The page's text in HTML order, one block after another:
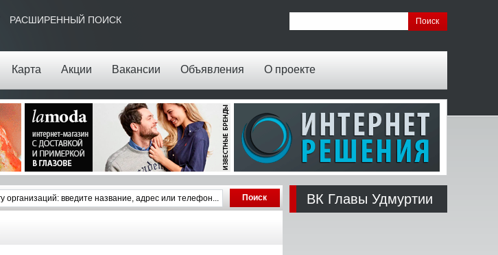
Карта Акции Вакансии Объявления О проекте
РАСШИРЕННЫЙ ПОИСК
ВК Главы Удмуртии